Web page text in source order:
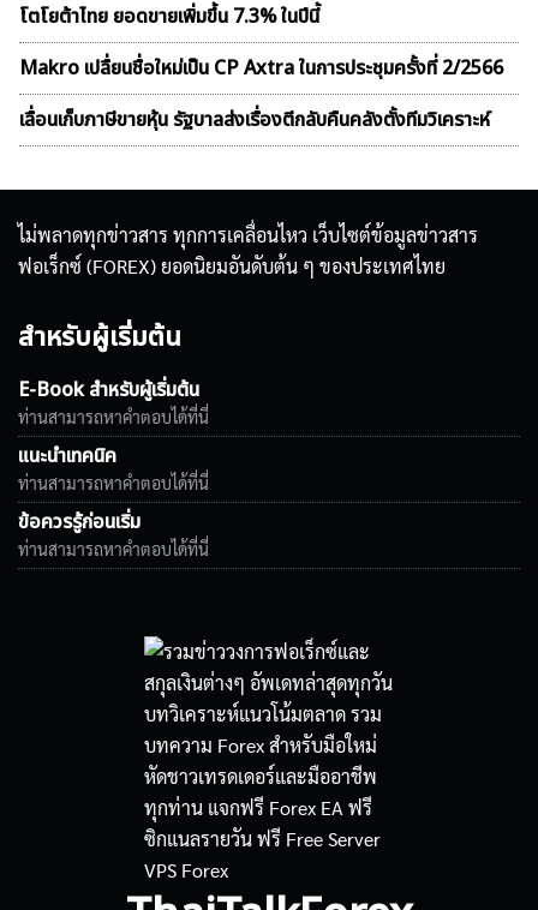
โตโยต้าไทย ยอดขายเพิ่มขึ้น 7.3% ในปีนี้
Makro เปลื่ยนชื่อใหม่เป็น CP Axtra ในการประชุมครั้งที่ 2/2566
เลื่อนเก็บภาษีขายหุ้น รัฐบาลส่งเรื่องตีกลับคืนคลังตั้งทีมวิเคราะห์
ไม่พลาดทุกข่าวสาร ทุกการเคลื่อนไหว เว็บไซต์ข้อมูลข่าวสาร
ฟอเร็กซ์ (FOREX) ยอดนิยมอันดับต้น ๆ ของประเทศไทย
สำหรับผู้เริ่มต้น
E-Book สำหรับผู้เริ่มต้น
ท่านสามารถหาคำตอบได้ที่นี่
แนะนำเทคนิค
ท่านสามารถหาคำตอบได้ที่นี่
ข้อควรรู้ก่อนเริ่ม
ท่านสามารถหาคำตอบได้ที่นี่